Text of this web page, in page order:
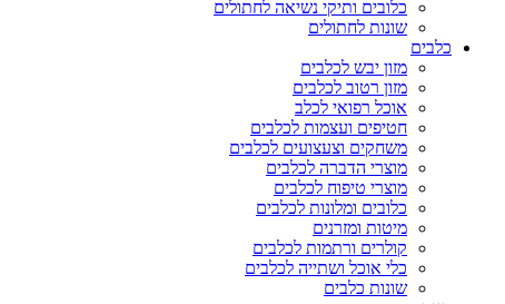
כלובים ותיקי נשיאה לחתולים
שונות לחתולים
כלבים
מזון יבש לכלבים
מזון רטוב לכלבים
אוכל רפואי לכלב
חטיפים ועצמות לכלבים
משחקים וצעצועים לכלבים
מוצרי הדברה לכלבים
מוצרי טיפוח לכלבים
כלובים ומלונות לכלבים
מיטות ומזרנים
קולרים ורתמות לכלבים
כלי אוכל ושתייה לכלבים
שונות כלבים